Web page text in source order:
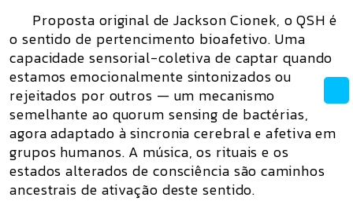
Proposta original de Jackson Cionek, o QSH é
o sentido de pertencimento bioafetivo. Uma
capacidade sensorial-coletiva de captar quando
estamos emocionalmente sintonizados ou
rejeitados por outros — um mecanismo
semelhante ao quorum sensing de bactérias,
agora adaptado à sincronia cerebral e afetiva em
grupos humanos. A música, os rituais e os
estados alterados de consciência são caminhos
ancestrais de ativação deste sentido.